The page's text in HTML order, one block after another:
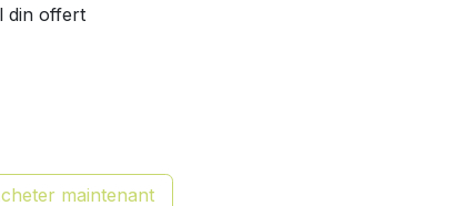
din offert
maintenant